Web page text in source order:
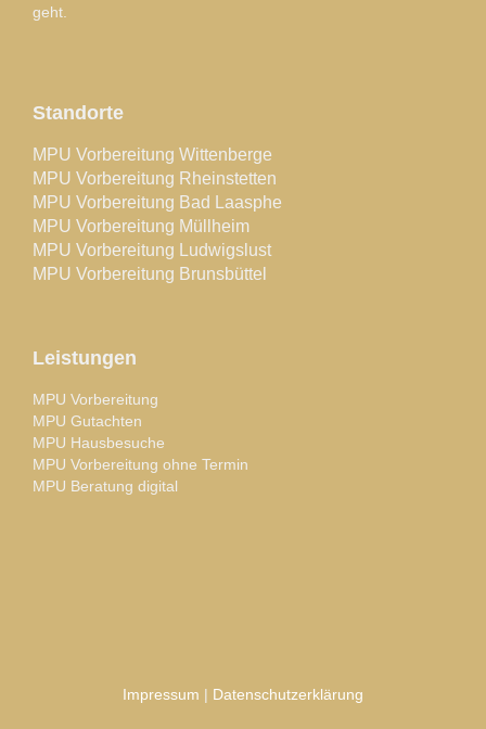
geht.
Standorte
MPU Vorbereitung Wittenberge
MPU Vorbereitung Rheinstetten
MPU Vorbereitung Bad Laasphe
MPU Vorbereitung Müllheim
MPU Vorbereitung Ludwigslust
MPU Vorbereitung Brunsbüttel
Leistungen
MPU Vorbereitung
MPU Gutachten
MPU Hausbesuche
MPU Vorbereitung ohne Termin
MPU Beratung digital
Impressum Datenschutzerklärung